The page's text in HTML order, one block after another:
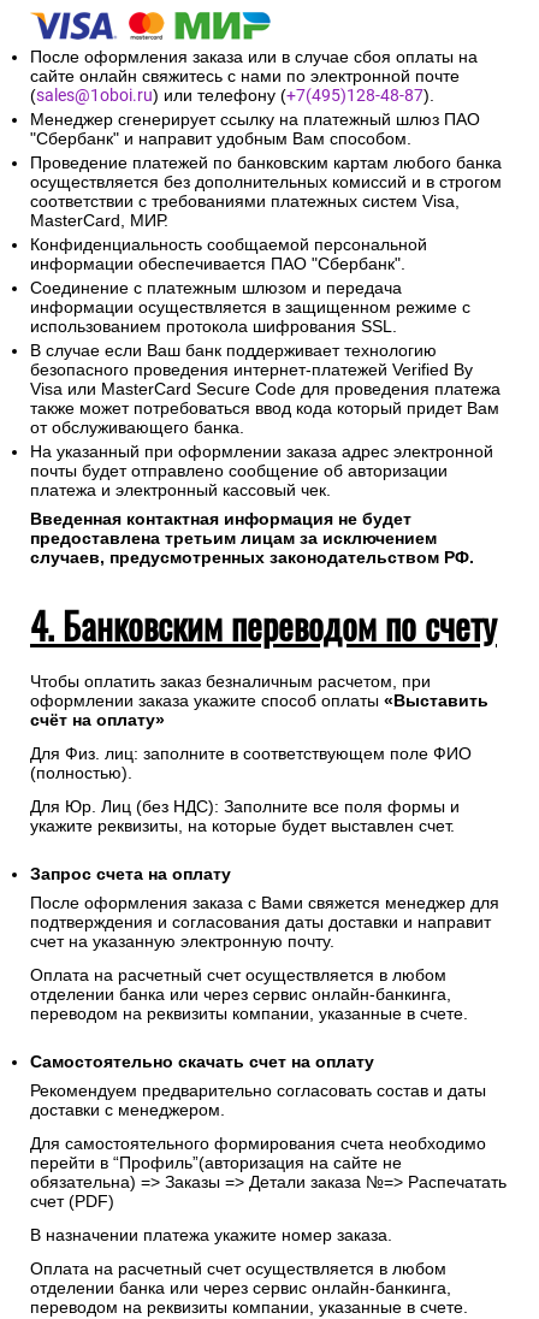
После оформления заказа или в случае сбоя оплаты на
сайте онлайн свяжитесь с нами по электронной почте
(sales@1oboi.ru) или телефону (+7(495)128-48-87).
Менеджер сгенерирует ссылку на платежный шлюз ПАО
"Сбербанк" и направит удобным Вам способом.
Проведение платежей по банковским картам любого банка
осуществляется без дополнительных комиссий и в строгом
соответствии с требованиями платежных систем Visa,
MasterCard, МИР.
Конфиденциальность сообщаемой персональной
информации обеспечивается ПАО "Сбербанк".
Соединение с платежным шлюзом и передача
информации осуществляется в защищенном режиме с
использованием протокола шифрования SSL.
В случае если Ваш банк поддерживает технологию
безопасного проведения интернет-платежей Verified By
Visa или MasterCard Secure Code для проведения платежа
также может потребоваться ввод кода который придет Вам
от обслуживающего банка.
На указанный при оформлении заказа адрес электронной
почты будет отправлено сообщение об авторизации
платежа и электронный кассовый чек.
Введенная контактная информация не будет
предоставлена третьим лицам за исключением
случаев, предусмотренных законодательством РФ.
4. Банковским переводом по счету
Чтобы оплатить заказ безналичным расчетом, при
оформлении заказа укажите способ оплаты «Выставить
счёт на оплату»
Для Физ. лиц: заполните в соответствующем поле ФИО
(полностью).
Для Юр. Лиц (без НДС): Заполните все поля формы и
укажите реквизиты, на которые будет выставлен счет.
Запрос счета на оплату
После оформления заказа с Вами свяжется менеджер для
подтверждения и согласования даты доставки и направит
счет на указанную электронную почту.
Оплата на расчетный счет осуществляется в любом
отделении банка или через сервис онлайн-банкинга,
переводом на реквизиты компании, указанные в счете.
Самостоятельно скачать счет на оплату
Рекомендуем предварительно согласовать состав и даты
доставки с менеджером.
Для самостоятельного формирования счета необходимо
перейти в “Профиль”(авторизация на сайте не
обязательна) => Заказы => Детали заказа №=> Распечатать
счет (PDF)
В назначении платежа укажите номер заказа.
Оплата на расчетный счет осуществляется в любом
отделении банка или через сервис онлайн-банкинга,
переводом на реквизиты компании, указанные в счете.